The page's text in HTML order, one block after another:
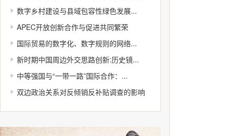
数字乡村建设与县域包容性绿色发展...
APEC开放创新合作与促进共同繁荣
国际贸易的数字化、数字规则的网络...
新时期中国周边外交思路创新:历史镜...
中等强国与“一带一路”国际合作：...
双边政治关系对反倾销反补贴调查的影响